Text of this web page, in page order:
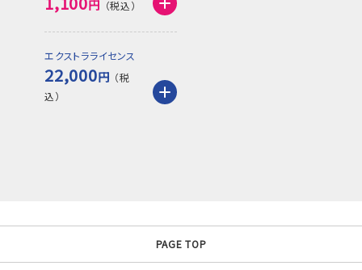
円
エクストラライセンス
22,000円
PAGE TOP